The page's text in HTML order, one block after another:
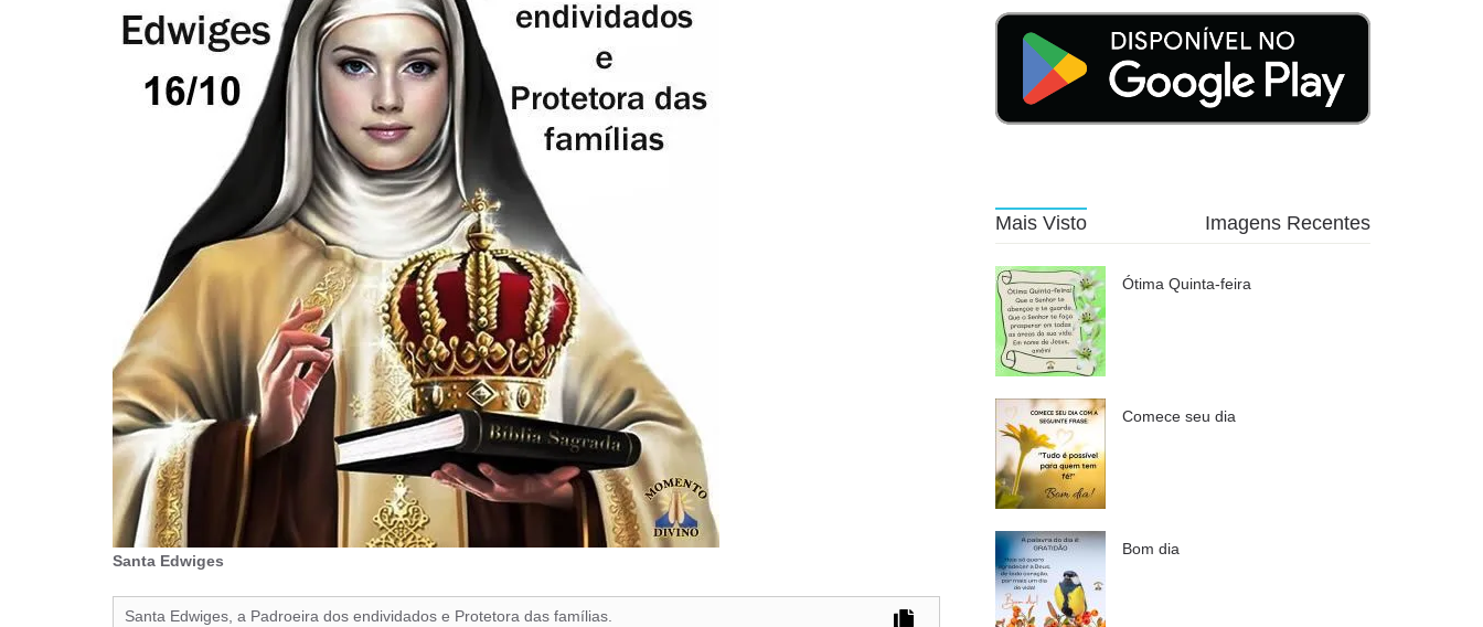
Santa Edwiges
Santa Edwiges, a Padroeira dos endividados e Protetora das famílias.
Mais Visto Imagens Recentes
Ótima Quinta-feira
Comece seu dia
Bom dia